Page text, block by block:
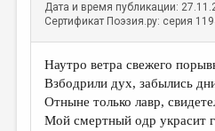
ЛИТСАЛОН
ПРАВИЛА САЙТА
ОТДЕЛЫ И РУБРИКИ
Дата и время публикации:
Сертификат Поэзия.ру: серия
Наутро ветра свежего
Взбодрили дух, забылись
Отныне только лавр,
Мой смертный одр украсит